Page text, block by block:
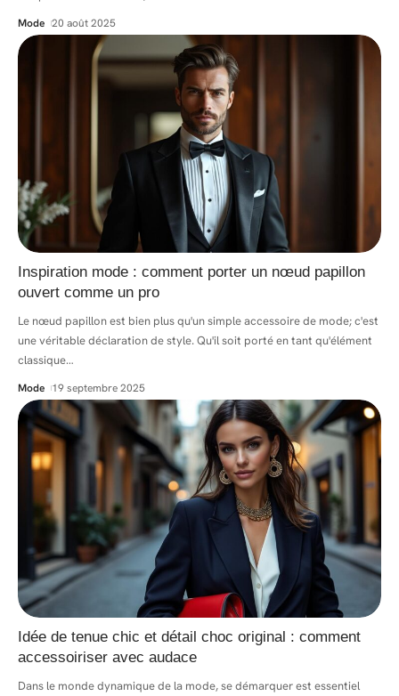
Mode 20 août 2025
Inspiration mode : comment porter un nœud papillon
ouvert comme un pro
Le nœud papillon est bien plus qu'un simple accessoire de mode; c'est
une véritable déclaration de style. Qu'il soit porté en tant qu'élément
classique…
Mode 19 septembre 2025
Idée de tenue chic et détail choc original : comment
accessoiriser avec audace
Dans le monde dynamique de la mode, se démarquer est essentiel